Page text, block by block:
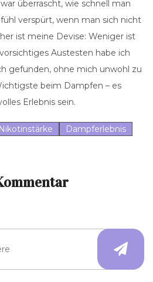
überrascht, wie schnell man
verspürt, wenn man sich nicht
ist meine Devise: Weniger ist
Austesten habe ich
gefunden, ohne mich unwohl zu
beim Dampfen – es
Erlebnis sein.
Nikotinstärke Dampferlebnis